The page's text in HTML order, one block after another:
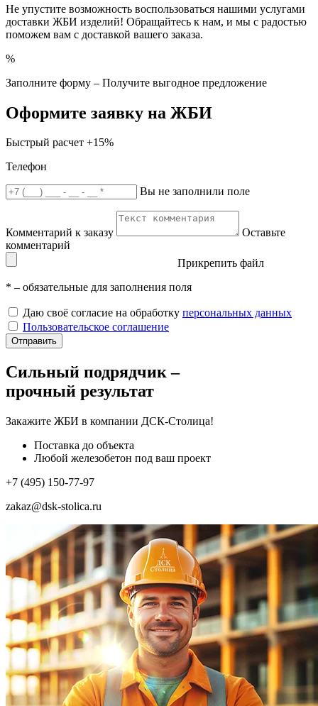
Не упустите возможность воспользоваться нашими услугами
доставки ЖБИ изделий! Обращайтесь к нам, и мы с радостью
поможем вам с доставкой вашего заказа.
%
Заполните форму – Получите выгодное предложение
Оформите заявку на ЖБИ
Быстрый расчет +15%
Телефон
Вы не заполнили поле
Комментарий к заказу
Оставьте
комментарий
Прикрепить файл
* – обязательные для заполнения поля
Даю своё согласие на обработку персональных данных
Пользовательское соглашение
Отправить
Сильный подрядчик –
прочный результат
Закажите ЖБИ в компании ДСК-Столица!
Поставка до объекта
Любой железобетон под ваш проект
+7 (495) 150-77-97
zakaz@dsk-stolica.ru